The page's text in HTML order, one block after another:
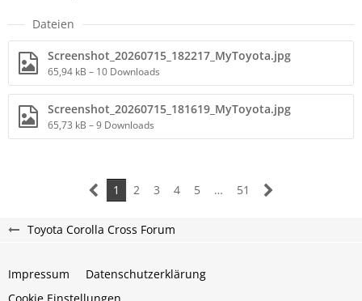
Dateien
Screenshot_20260715_182217_MyToyota.jpg
65,94 kB – 10 Downloads
Screenshot_20260715_181619_MyToyota.jpg
65,73 kB – 9 Downloads
1 2 3 4 5 … 51
Toyota Corolla Cross Forum
Impressum
Datenschutzerklärung